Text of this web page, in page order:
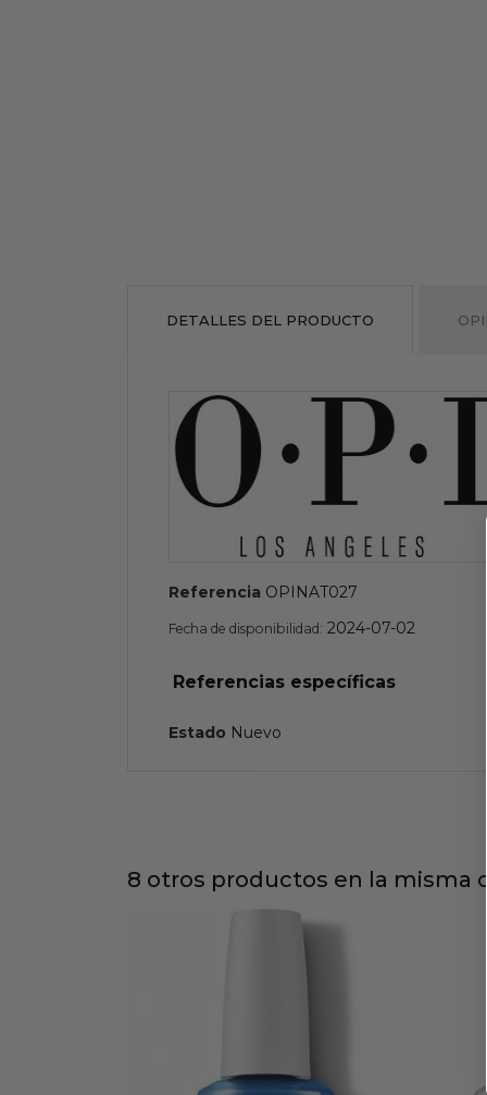
DETALLES DEL PRODUCTO
Referencia OPINAT027
Fecha de disponibilidad: 2024-07-02
Referencias específicas
Estado Nuevo
8 otros productos en la misma